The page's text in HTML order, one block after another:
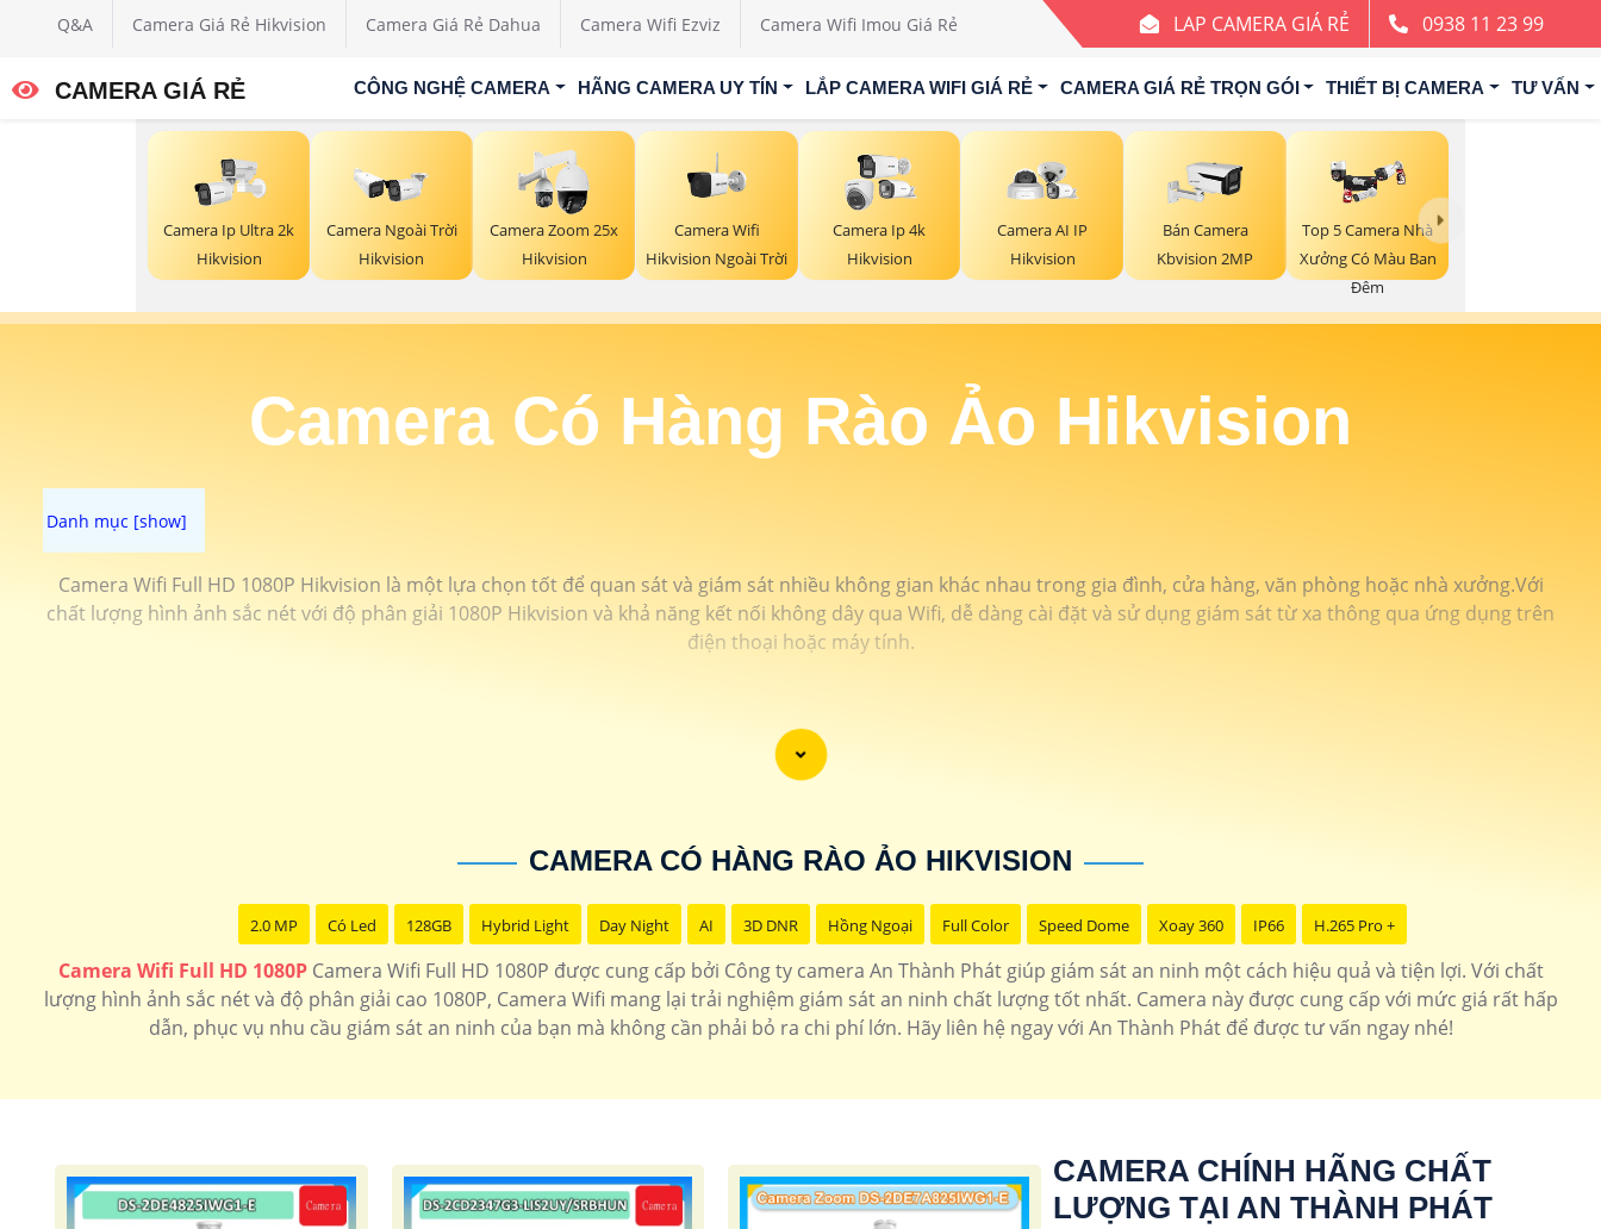
Q&A Camera Giá Rẻ Hikvision Camera Giá Rẻ Dahua Camera Wifi Ezviz Camera Wifi Imou Giá Rẻ LAP CAMERA GIÁ RẺ 0938 11 23 99
CAMERA GIÁ RẺ CÔNG NGHỆ CAMERA HÃNG CAMERA UY TÍN LẮP CAMERA WIFI GIÁ RẺ CAMERA GIÁ RẺ TRỌN GÓI THIẾT BỊ CAMERA TƯ VẤN
Camera Ip Ultra 2k
Hikvision
Camera Ngoài Trời
Hikvision
Camera Zoom 25x
Hikvision
Camera Wifi
Hikvision Ngoài Trời
Camera Ip 4k
Hikvision
Camera AI IP
Hikvision
Bán Camera
Kbvision 2MP
Top 5 Camera Nhà
Xưởng Có Màu Ban
Đêm
Camera Có Hàng Rào Ảo Hikvision
Camera Wifi Full HD 1080P Hikvision là một lựa chọn tốt để quan sát và giám sát nhiều không gian khác nhau trong gia đình, cửa hàng, văn phòng hoặc nhà xưởng.Với
chất lượng hình ảnh sắc nét với độ phân giải 1080P Hikvision và khả năng kết nối không dây qua Wifi, dễ dàng cài đặt và sử dụng giám sát từ xa thông qua ứng dụng trên
điện thoại hoặc máy tính.
CAMERA CÓ HÀNG RÀO ẢO HIKVISION
2.0 MP Có Led 128GB Hybrid Light Day Night AI 3D DNR Hồng Ngoại Full Color Speed Dome Xoay 360 IP66 H.265 Pro +
Camera Wifi Full HD 1080PCamera Wifi Full HD 1080P được cung cấp bởi Công ty camera An Thành Phát giúp giám sát an ninh một cách hiệu quả và tiện lợi. Với chất
lượng hình ảnh sắc nét và độ phân giải cao 1080P, Camera Wifi mang lại trải nghiệm giám sát an ninh chất lượng tốt nhất. Camera này được cung cấp với mức giá rất hấp
dẫn, phục vụ nhu cầu giám sát an ninh của bạn mà không cần phải bỏ ra chi phí lớn. Hãy liên hệ ngay với An Thành Phát để được tư vấn ngay nhé!
CAMERA CHÍNH HÃNG CHẤT
LƯỢNG TẠI AN THÀNH PHÁT